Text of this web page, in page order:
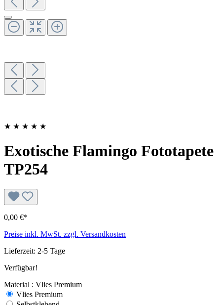
★ ★ ★ ★ ★
Exotische Flamingo Fototapete
TP254
0,00 €*
Preise inkl. MwSt. zzgl. Versandkosten
Lieferzeit: 2-5 Tage
Verfügbar!
Material : Vlies Premium
Vlies Premium